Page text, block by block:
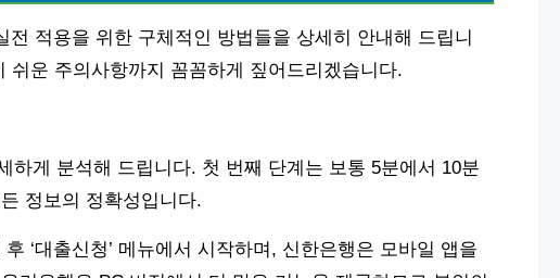
적용을 위한 구체적인 방법들을 상세히 안내해 드립니
쉬운 주의사항까지 꼼꼼하게 짚어드리겠습니다.
하게 분석해 드립니다. 첫 번째 단계는 보통 5분에서 10분
정보의 정확성입니다.
‘대출신청’ 메뉴에서 시작하며, 신한은행은 모바일 앱을